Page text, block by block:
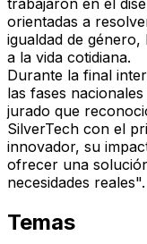
trabajaron en el
orientadas a
igualdad de
a la vida cotidiana.
Durante la final
las fases
jurado que
SilverTech con el
innovador, su
ofrecer una
necesidades reales".
Temas